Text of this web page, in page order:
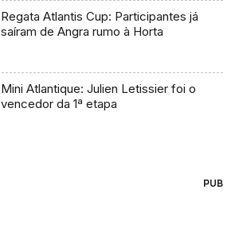
Regata Atlantis Cup: Participantes já
saíram de Angra rumo à Horta
Mini Atlantique: Julien Letissier foi o
vencedor da 1ª etapa
PUB